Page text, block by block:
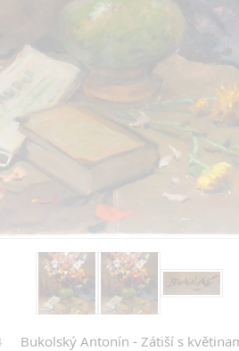
Bukolský Antonín - Zátiší s